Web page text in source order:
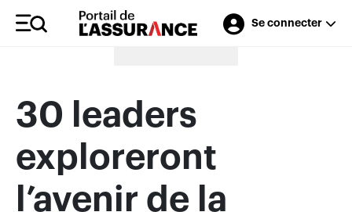
Se connecter
Merci à nos annonceurs
30 leaders
exploreront
l’avenir de la